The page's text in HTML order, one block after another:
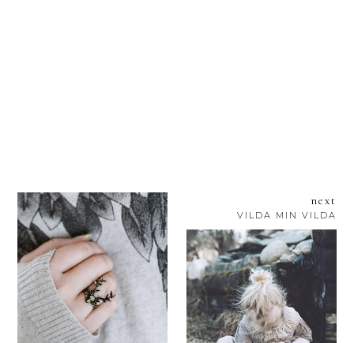
next
VILDA MIN VILDA